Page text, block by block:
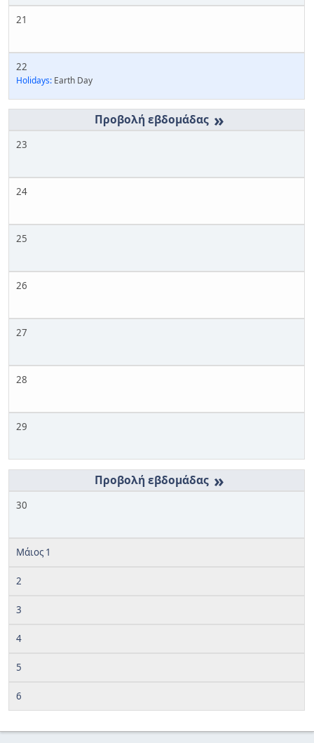
21
22
Holidays: Earth Day
»
23
24
25
26
27
28
29
»
30
Μάιος 1
2
3
4
5
6